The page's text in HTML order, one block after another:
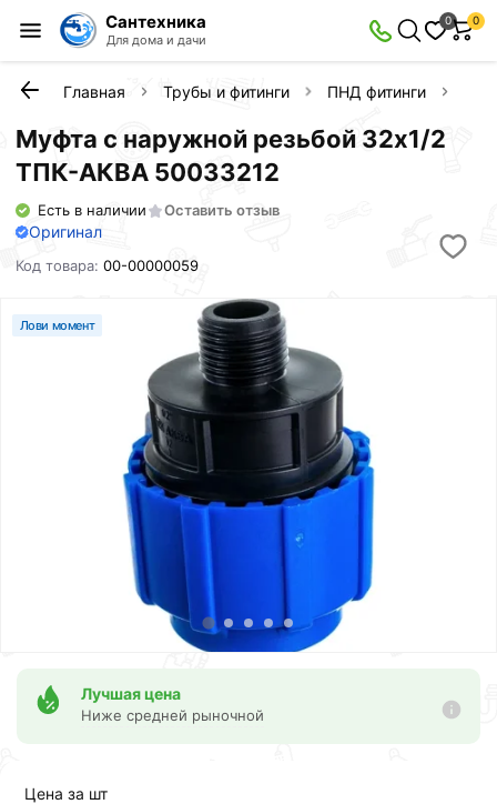
Сантехника
Для дома и дачи
0 0
Главная Трубы и фитинги ПНД фитинги
Муфта с наружной резьбой 32х1/2
ТПК-АКВА 50033212
Есть в наличии Оставить отзыв
Оригинал
Код товара:00-00000059
Лови момент
Лучшая цена
Ниже средней рыночной
Цена за шт